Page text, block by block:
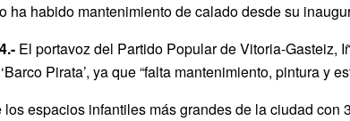
ha habido mantenimiento de calado desde su
El portavoz del Partido Popular de Vitoria-Gasteiz,
Pirata’, ya que “falta mantenimiento, pintura y
los espacios infantiles más grandes de la ciudad con